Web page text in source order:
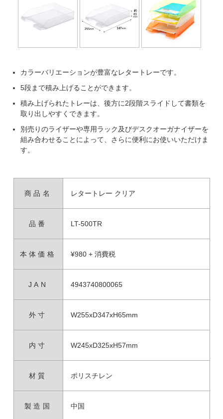
カラーバリエーションが豊富なレタートレーです。
5段まで積み上げることができます。
積み上げられたトレーは、後方に2段階スライドして書類を
取り出しやすくできます。
別売りのライザーや専用ラック及びデスクオーガナイザーを
組み合わせることによって、さらに便利にお使いいただけま
す。
商品名 レタートレー クリア
品番 LT-500TR
本体価格 ¥980 + 消費税
JAN 4943740800065
外寸 W255xD347xH65mm
内寸 W245xD325xH57mm
材質 ポリスチレン
製造国 中国